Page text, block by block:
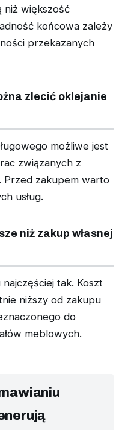
niż większość
końcowa zależy
przekazanych
zlecić oklejanie
możliwe jest
związanych z
Przed zakupem warto
usług.
niż zakup własnej
tak. Koszt
niższy od zakupu
do
meblowych.